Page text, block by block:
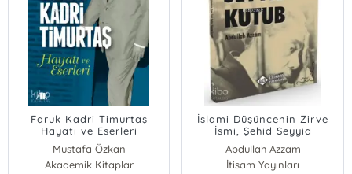
Faruk Kadri Timurtaş
Hayatı ve Eserleri
Mustafa Özkan
Akademik Kitaplar
İslami Düşüncenin Zirve
İsmi, Şehid Seyyid
Abdullah Azzam
İtisam Yayınları